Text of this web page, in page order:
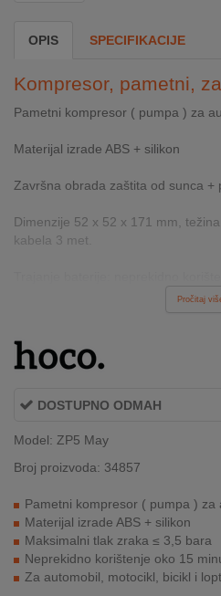
INTERNO
MOJ
BRENDOVI
KONTAKT
KUPOVINA
RATE
I
SERVIS
O
NAMA
OPIS SPECIFIKACIJE
Kompresor, pametni,
Pametni kompresor ( pumpa ) za
Materijal izrade ABS + silikon
Završna obrada zaštita od sunca +
Dimenzije 52 x 52 x 171 mm,
kabela 3 met.
Pročitaj
DOSTUPNO ODMAH
Model: ZP5 May
Broj proizvoda: 34857
Pametni kompresor ( pumpa ) za
Materijal izrade ABS + silikon
Maksimalni tlak zraka ≤ 3,5 bara
Neprekidno korištenje oko 15
Za automobil, motocikl, bicikl i